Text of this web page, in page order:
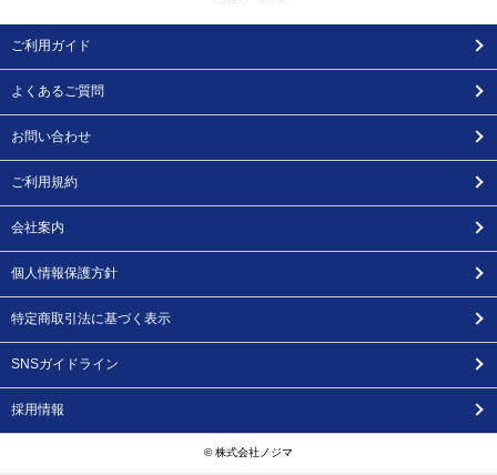
ご利用ガイド
よくあるご質問
お問い合わせ
ご利用規約
会社案内
個人情報保護方針
特定商取引法に基づく表示
SNSガイドライン
採用情報
© 株式会社ノジマ